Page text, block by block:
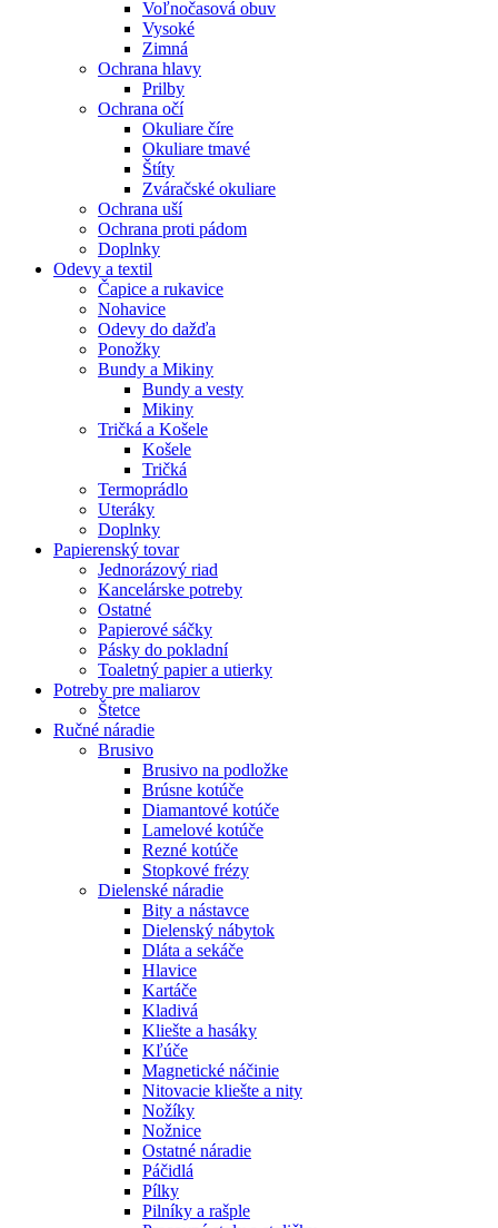
Voľnočasová obuv
Vysoké
Zimná
Ochrana hlavy
Prilby
Ochrana očí
Okuliare číre
Okuliare tmavé
Štíty
Zváračské okuliare
Ochrana uší
Ochrana proti pádom
Doplnky
Odevy a textil
Čapice a rukavice
Nohavice
Odevy do dažďa
Ponožky
Bundy a Mikiny
Bundy a vesty
Mikiny
Tričká a Košele
Košele
Tričká
Termoprádlo
Uteráky
Doplnky
Papierenský tovar
Jednorázový riad
Kancelárske potreby
Ostatné
Papierové sáčky
Pásky do pokladní
Toaletný papier a utierky
Potreby pre maliarov
Štetce
Ručné náradie
Brusivo
Brusivo na podložke
Brúsne kotúče
Diamantové kotúče
Lamelové kotúče
Rezné kotúče
Stopkové frézy
Dielenské náradie
Bity a nástavce
Dielenský nábytok
Dláta a sekáče
Hlavice
Kartáče
Kladivá
Kliešte a hasáky
Kľúče
Magnetické náčinie
Nitovacie kliešte a nity
Nožíky
Nožnice
Ostatné náradie
Páčidlá
Pílky
Pilníky a rašple